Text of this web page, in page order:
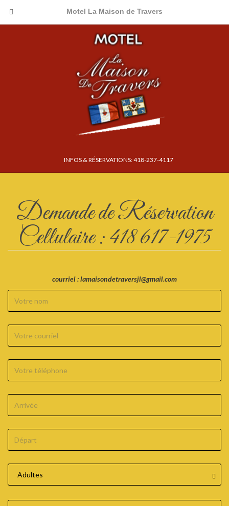
Motel La Maison de Travers
INFOS & RÉSERVATIONS: 418-237-4117
Demande de Réservation
Cellulaire : 418 617-1975
courriel : lamaisondetraversjl@gmail.com
Adultes